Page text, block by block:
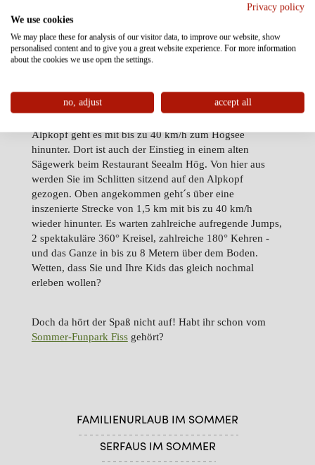
ALPINE COASTER
SCHNEISENFEGER
Das Highlight im Erlebnispark Hög: Der Schneisenfeger,
eine Sommer- und Winterrodelbahn, die es in sich hat.
Alpkopf geht es mit bis zu 40 km/h zum Högsee
hinunter. Dort ist auch der Einstieg in einem alten
Sägewerk beim Restaurant Seealm Hög. Von hier aus
werden Sie im Schlitten sitzend auf den Alpkopf
gezogen. Oben angekommen geht´s über eine
inszenierte Strecke von 1,5 km mit bis zu 40 km/h
wieder hinunter. Es warten zahlreiche aufregende Jumps,
2 spektakuläre 360° Kreisel, zahlreiche 180° Kehren -
und das Ganze in bis zu 8 Metern über dem Boden.
Wetten, dass Sie und Ihre Kids das gleich nochmal
erleben wollen?
Doch da hört der Spaß nicht auf! Habt ihr schon vom
Sommer-Funpark Fissgehört?
FAMILIENURLAUB IM SOMMER
SERFAUS IM SOMMER
Privacy policy
We use cookies
We may place these for analysis of our visitor data, to improve our website, show
personalised content and to give you a great website experience. For more information
about the cookies we use open the settings.
no, adjust accept all